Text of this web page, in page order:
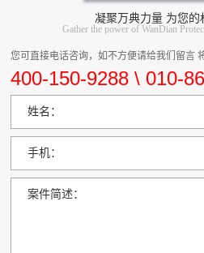
凝聚万典力量 为您的
Gather the power of WanDian
您可直接电话咨询，如不方便请给我们留言
400-150-9288 \ 010-
姓名：
手机：
案件简述：